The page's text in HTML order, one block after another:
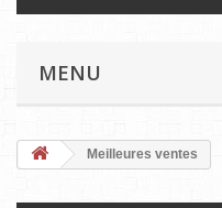
MENU
Meilleures ventes